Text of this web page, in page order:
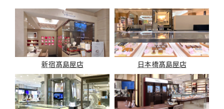
新宿髙島屋店 日本橋髙島屋店